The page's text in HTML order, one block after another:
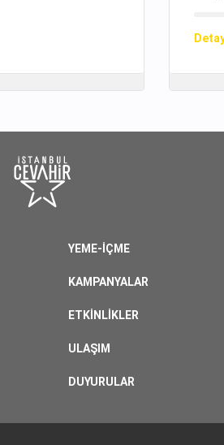
YEME-İÇME
KAMPANYALAR
ETKINLIKLER
ULAŞIM
DUYURULAR